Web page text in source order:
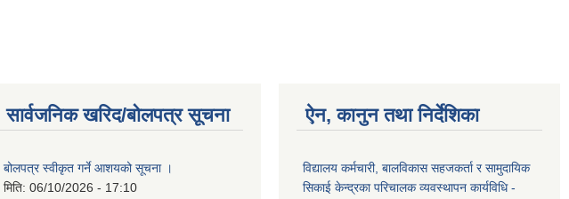
सार्वजनिक खरिद/बोलपत्र सूचना
बोलपत्र स्वीकृत गर्ने आशयको सूचना ।
मिति: 06/10/2026 - 17:10
ऐन, कानुन तथा निर्देशिका
विद्यालय कर्मचारी, बालविकास सहज‍कर्ता र सामुदायिक
सिकाई केन्द्रका परिचालक व्यवस्थापन कार्यविधि -